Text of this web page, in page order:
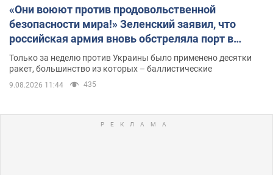
«Они воюют против продовольственной
безопасности мира!» Зеленский заявил, что
российская армия вновь обстреляла порт в
Одессе
Только за неделю против Украины было применено десятки
ракет, большинство из которых – баллистические
9.08.2026 11:44 435